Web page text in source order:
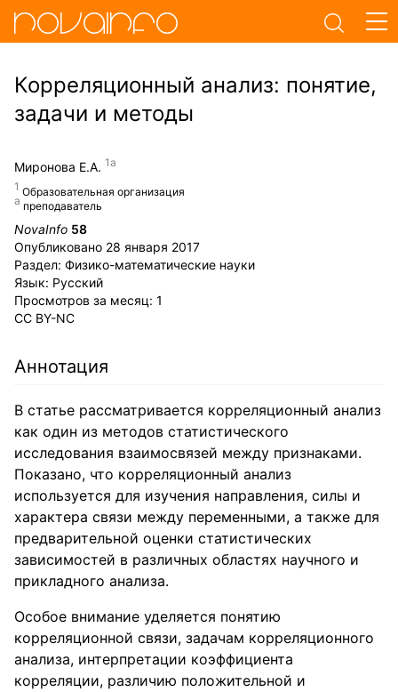
Корреляционный анализ: понятие,
задачи и методы
Миронова Е.А.
Образовательная организация
преподаватель
NovaInfo 58
Опубликовано 28 января 2017
Раздел: Физико-математические науки
Язык: Русский
Просмотров за месяц: 1
CC BY-NC
Аннотация
В статье рассматривается корреляционный анализ
как один из методов статистического
исследования взаимосвязей между признаками.
Показано, что корреляционный анализ
используется для изучения направления, силы и
характера связи между переменными, а также для
предварительной оценки статистических
зависимостей в различных областях научного и
прикладного анализа.
Особое внимание уделяется понятию
корреляционной связи, задачам корреляционного
анализа, интерпретации коэффициента
корреляции, различию положительной и